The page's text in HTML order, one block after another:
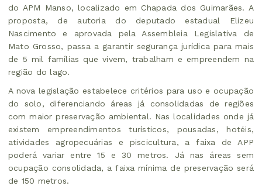
do APM Manso, localizado em Chapada dos Guimarães. A
proposta, de autoria do deputado estadual Elizeu
Nascimento e aprovada pela Assembleia Legislativa de
Mato Grosso, passa a garantir segurança jurídica para mais
de 5 mil famílias que vivem, trabalham e empreendem na
região do lago.
A nova legislação estabelece critérios para uso e ocupação
do solo, diferenciando áreas já consolidadas de regiões
com maior preservação ambiental. Nas localidades onde já
existem empreendimentos turísticos, pousadas, hotéis,
atividades agropecuárias e piscicultura, a faixa de APP
poderá variar entre 15 e 30 metros. Já nas áreas sem
ocupação consolidada, a faixa mínima de preservação será
de 150 metros.